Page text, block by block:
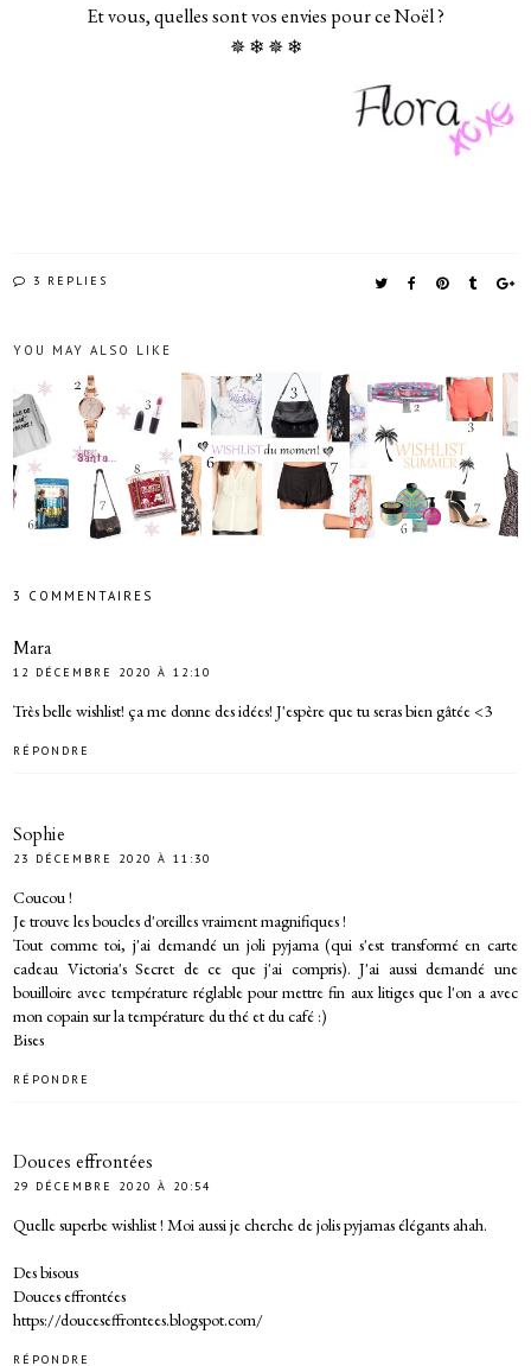
Et vous, quelles sont vos envies pour ce Noël ?
✵ ❄ ✵ ❄
3 REPLIES
YOU MAY ALSO LIKE
3 COMMENTAIRES
Mara
12 DÉCEMBRE 2020 À 12:10
Très belle wishlist! ça me donne des idées! J'espère que tu seras bien gâtée <3
RÉPONDRE
Sophie
23 DÉCEMBRE 2020 À 11:30
Coucou !
Je trouve les boucles d'oreilles vraiment magnifiques !
Tout comme toi, j'ai demandé un joli pyjama (qui s'est transformé en carte
cadeau Victoria's Secret de ce que j'ai compris). J'ai aussi demandé une
bouilloire avec température réglable pour mettre fin aux litiges que l'on a avec
mon copain sur la température du thé et du café :)
Bises
RÉPONDRE
Douces effrontées
29 DÉCEMBRE 2020 À 20:54
Quelle superbe wishlist ! Moi aussi je cherche de jolis pyjamas élégants ahah.
Des bisous
Douces effrontées
https://douceseffrontees.blogspot.com/
RÉPONDRE